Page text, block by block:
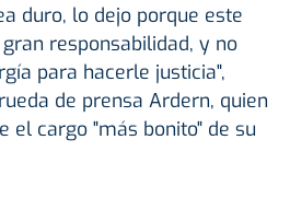
duro, lo dejo porque este
responsabilidad, y no
para hacerle justicia",
de prensa Ardern, quien
el cargo "más bonito" de su